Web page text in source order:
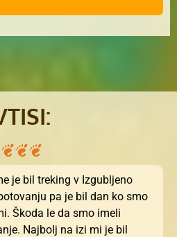
je bil treking v Izgubljeno
pa je bil dan ko smo
Škoda le da smo imeli
Najbolj na izi mi je bil